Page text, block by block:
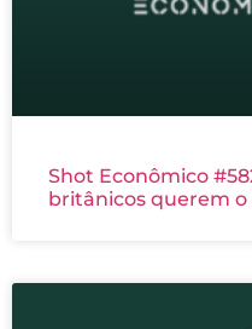
Shot Econômico
britânicos querem o